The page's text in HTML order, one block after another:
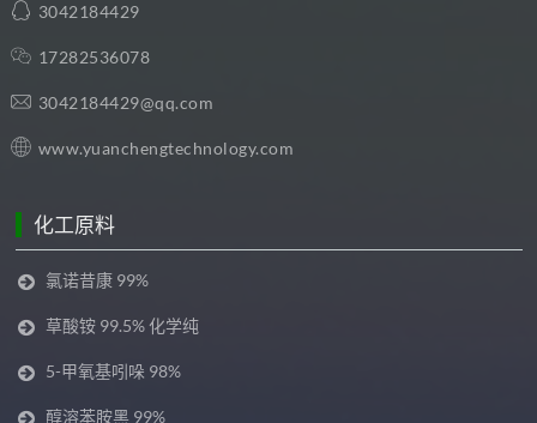
3042184429
17282536078
3042184429@qq.com
www.yuanchengtechnology.com
化工原料
氯诺昔康 99%
草酸铵 99.5% 化学纯
5-甲氧基吲哚 98%
醇溶苯胺黑 99%